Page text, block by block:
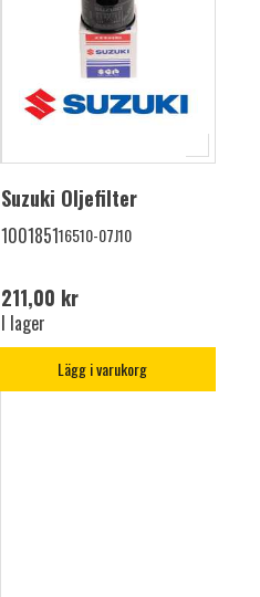
Suzuki Oljefilter
100185116510-07J10
211,00 kr
I lager
Lägg i varukorg